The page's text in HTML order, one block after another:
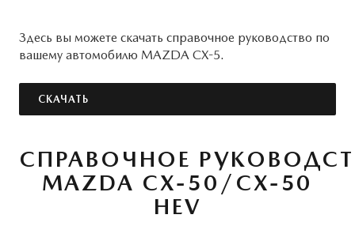
Здесь вы можете скачать справочное руководство по
вашему автомобилю MAZDA CX-5.
СКАЧАТЬ
СПРАВОЧНОЕ
MAZDA CX-50/CX-50
HEV